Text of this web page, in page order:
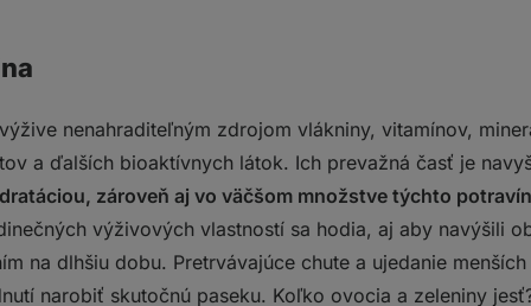
nenahraditeľným zdrojom vlákniny, vitamínov,
a ďalších bioaktívnych látok. Ich prevažná časť je
zároveň aj vo väčšom množstve týchto
výživových vlastností sa hodia, aj aby navýšili
na dlhšiu dobu. Pretrvávajúce chute a ujedanie
narobiť skutočnú paseku. Koľko ovocia a zeleniny